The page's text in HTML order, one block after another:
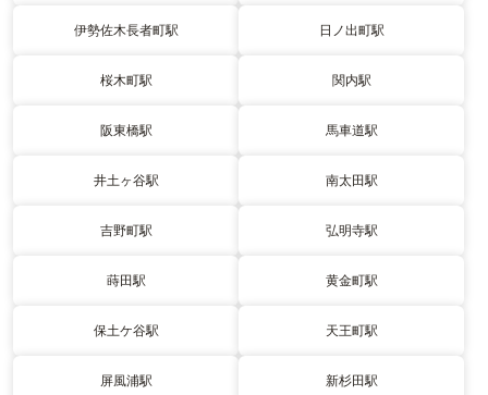
伊勢佐木長者町駅 日ノ出町駅
桜木町駅 関内駅
阪東橋駅 馬車道駅
井土ヶ谷駅 南太田駅
吉野町駅 弘明寺駅
蒔田駅 黄金町駅
保土ケ谷駅 天王町駅
屏風浦駅 新杉田駅